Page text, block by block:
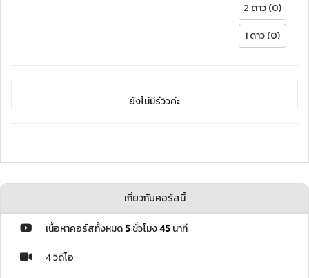
2 ดาว (0)
1 ดาว (0)
ยังไม่มีรีวิวค่ะ
เกี่ยวกับคอร์สนี้
เนื้อหาคอร์สทั้งหมด5ชั่วโมง45นาที
4 วิดีโอ